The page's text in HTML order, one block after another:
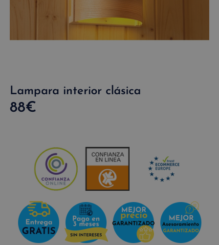
Lampara interior clásica
88€